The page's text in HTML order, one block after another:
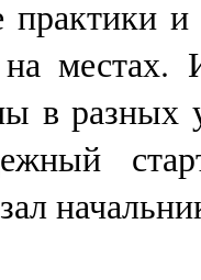
местах.
в